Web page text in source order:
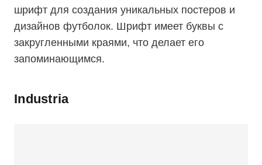
шрифт для создания уникальных постеров и
дизайнов футболок. Шрифт имеет буквы с
закругленными краями, что делает его
запоминающимся.
Industria